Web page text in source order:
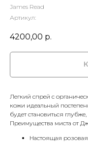
James Read
Артикул:
4200,00 р.
Легкий спрей с
кожи идеальный
будет становиться
Преимущества миста от
Настоящая